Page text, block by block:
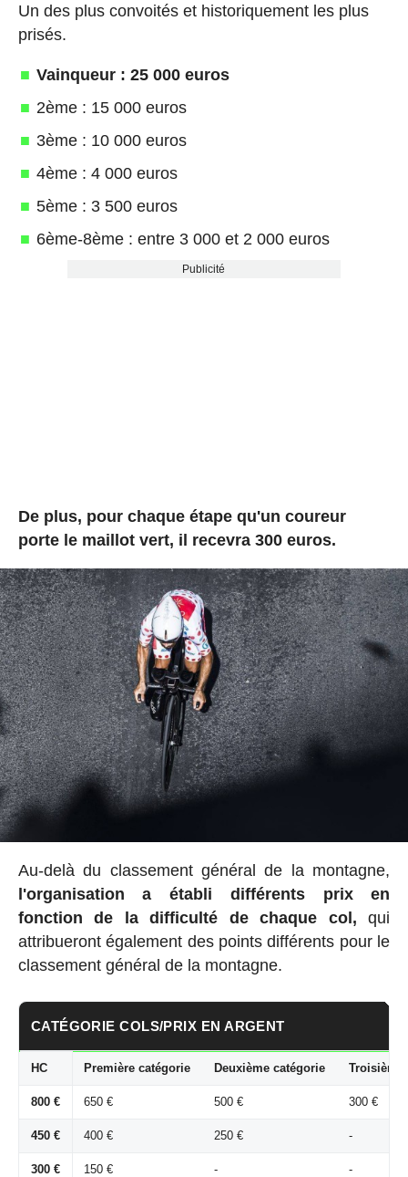
Un des plus convoités et historiquement les plus
prisés.
Vainqueur : 25 000 euros
2ème : 15 000 euros
3ème : 10 000 euros
4ème : 4 000 euros
5ème : 3 500 euros
6ème-8ème : entre 3 000 et 2 000 euros
Publicité
De plus, pour chaque étape qu'un coureur
porte le maillot vert, il recevra 300 euros.
Au-delà du classement général de la montagne,
l'organisation a établi
différents prix en
fonction de la difficulté de chaque col, qui
attribueront également des points différents pour le
classement général de la montagne.
CATÉGORIE COLS/PRIX EN ARGENT
HC Première catégorie Deuxième catégorie Troisième
800 € 650 € 500 € 300 €
450 € 400 € 250 € -
300 € 150 € - -